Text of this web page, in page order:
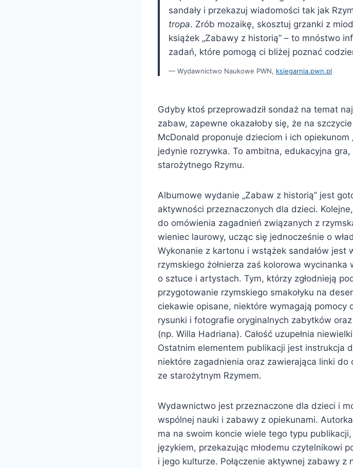
sandały i przekazuj wiadomości tak jak
tropa. Zrób mozaikę, skosztuj grzanki z
książek „Zabawy z historią” – to mnóstwo
zadań, które pomogą ci bliżej poznać
Wydawnictwo Naukowe PWN, ksiegarnia.pwn.pl
Gdyby ktoś przeprowadził sondaż na temat
zabaw, zapewne okazałoby się, że na
McDonald proponuje dzieciom i ich
jedynie rozrywka. To ambitna, edukacyjna
starożytnego Rzymu.
Albumowe wydanie „Zabaw z historią” jest
aktywności przeznaczonych dla dzieci.
do omówienia zagadnień związanych z
wieniec laurowy, ucząc się jednocześnie o
Wykonanie z kartonu i wstążek sandałów jest
rzymskiego żołnierza zaś kolorowa
o sztuce i artystach. Tym, którzy zgłodnieją
przygotowanie rzymskiego smakołyku na
ciekawie opisane, niektóre wymagają pomocy
rysunki i fotografie oryginalnych zabytków
(np. Willa Hadriana). Całość uzupełnia
Ostatnim elementem publikacji jest instrukcja
niektóre zagadnienia oraz zawierająca linki
ze starożytnym Rzymem.
Wydawnictwo jest przeznaczone dla dzieci i
wspólnej nauki i zabawy z opiekunami.
ma na swoim koncie wiele tego typu
językiem, przekazując młodemu czytelnikowi
i jego kulturze. Połączenie aktywnej zabawy z